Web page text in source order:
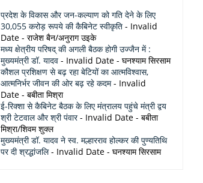
प्रदेश के विकास और जन-कल्याण को गति देने के लिए
30,055 करोड़ रूपये की कैबिनेट स्वीकृति - Invalid
Date - राजेश बैन/अनुराग उइके
मध्य क्षेत्रीय परिषद् की अगली बैठक होगी उज्जैन में :
मुख्यमंत्री डॉ. यादव - Invalid Date - घनश्याम सिरसाम
कौशल प्रशिक्षण से बढ़ रहा बेटियों का आत्मविश्वास,
आत्मनिर्भर जीवन की ओर बढ़ रहे कदम- Invalid
Date - बबीता मिश्रा
ई-रिक्शा से कैबिनेट बैठक के लिए मंत्रालय पहुंचे मंत्री द्वय
श्री टेटवाल और श्री पंवार- Invalid Date - बबीता
मिश्रा/शिवम शुक्ल
मुख्यमंत्री डॉ. यादव ने स्व. मल्हारराव होल्कर की पुण्यतिथि
पर दी श्रद्धांजलि- Invalid Date - घनश्याम सिरसाम